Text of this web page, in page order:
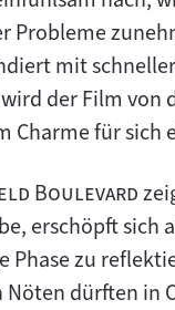
Probleme
mit
der Film
Charme für sich
Boulevard"
erschöpft sich
Phase zu
Nöten dürften in